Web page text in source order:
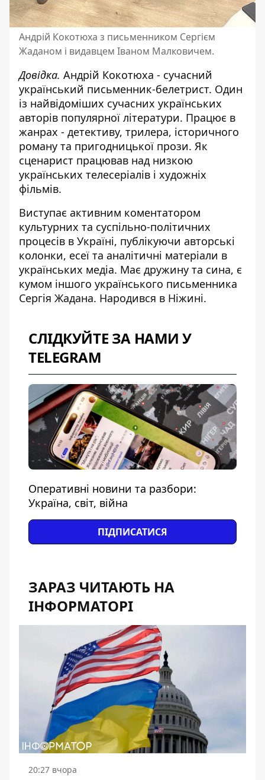
Андрій Кокотюха з письменником Сергієм
Жаданом і видавцем Іваном Малковичем.
Довідка. Андрій Кокотюха - сучасний
український письменник-белетрист. Один
із найвідоміших сучасних українських
авторів популярної літератури. Працює в
жанрах - детективу, трилера, історичного
роману та пригодницької прози. Як
сценарист працював над низкою
українських телесеріалів і художніх
фільмів.
Виступає активним коментатором
культурних та суспільно-політичних
процесів в Україні, публікуючи авторські
колонки, есеї та аналітичні матеріали в
українських медіа. Має дружину та сина, є
кумом іншого українського письменника
Сергія Жадана. Народився в Ніжині.
СЛІДКУЙТЕ ЗА НАМИ У
TELEGRAM
Оперативні новини та разбори:
Україна, світ, війна
ПІДПИСАТИСЯ
ЗАРАЗ ЧИТАЮТЬ НА
ІНФОРМАТОРІ
20:27 вчора